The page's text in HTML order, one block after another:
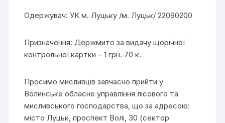
Одержувач: УК м. Луцьку /м. Луцьк/ 22090200
Призначення: Держмито за видачу щорічної
контрольної картки – 1 грн. 70 к.
Просимо мисливців завчасно прийти у
Волинське обласне управління лісового та
мисливського господарства, що за адресою:
місто Луцьк, проспект Волі, 30 (сектор